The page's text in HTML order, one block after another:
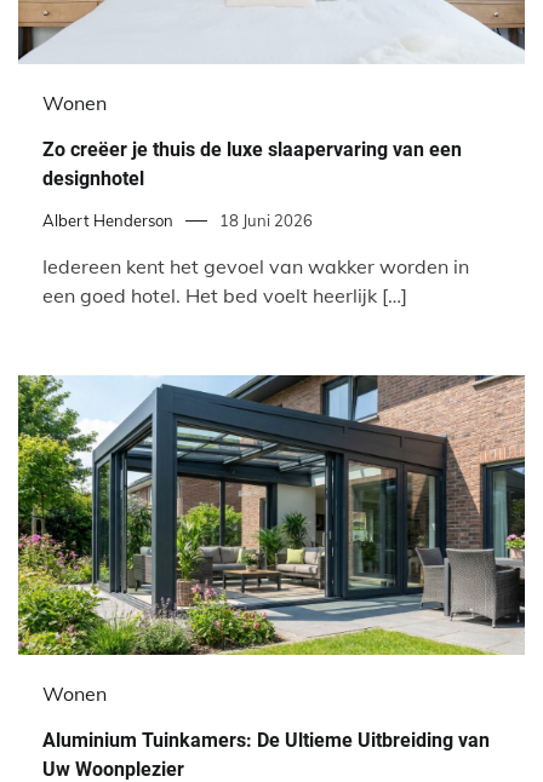
Wonen
Zo creëer je thuis de luxe slaapervaring van een
designhotel
Albert Henderson 18 Juni 2026
Iedereen kent het gevoel van wakker worden in
een goed hotel. Het bed voelt heerlijk […]
Wonen
Aluminium Tuinkamers: De Ultieme Uitbreiding van
Uw Woonplezier